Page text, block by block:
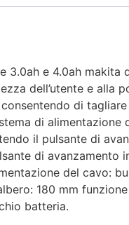
e 4.0ah makita
dell’utente e alla
di
di
il pulsante di
di avanzamento
del cavo:
180 mm
batteria.